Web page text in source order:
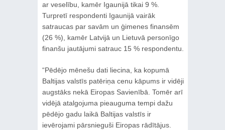
ar veselību, kamēr Igaunijā tikai 9 %.
Turpretī respondenti Igaunijā vairāk
satraucas par savām un ģimenes finansēm
(26 %), kamēr Latvijā un Lietuvā personīgo
finanšu jautājumi satrauc 15 % respondentu.
“Pēdējo mēnešu dati liecina, ka kopumā
Baltijas valstīs patēriņa cenu kāpums ir vidēji
augstāks nekā Eiropas Savienībā. Tomēr arī
vidējā atalgojuma pieauguma tempi dažu
pēdējo gadu laikā Baltijas valstīs ir
ievērojami pārsnieguši Eiropas rādītājus.